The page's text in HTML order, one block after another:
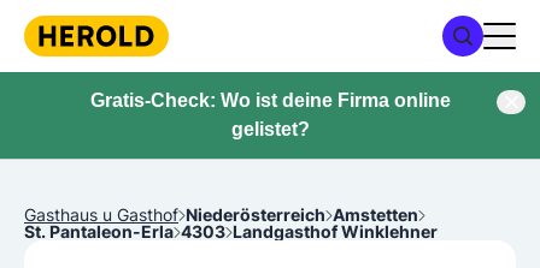
Gratis-Check: Wo ist deine Firma online
gelistet?
Gasthaus u Gasthof Niederösterreich Amstetten
St. Pantaleon-Erla 4303 Landgasthof Winklehner